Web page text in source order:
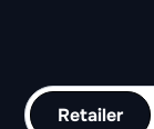
Retailer